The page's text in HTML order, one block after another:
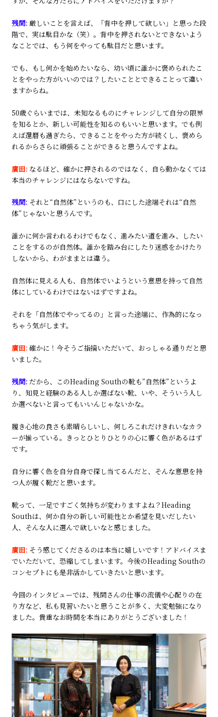
残間: 厳しいことを言えば、「背中を押して欲しい」と思った段
階で、実は駄目かな（笑）。背中を押されないとできないよう
なことでは、もう何をやっても駄目だと思います。
でも、もし何かを始めたいなら、幼い頃に誰かに褒められたこ
とをやった方がいいのでは？したいこととできることって違い
ますからね。
50歳ぐらいまでは、未知なるものにチャレンジして自分の限界
を知るとか、新しい可能性を知るのもいいと思います。でも例
えば還暦も過ぎたら、できることをやった方が続くし、褒めら
れるからさらに頑張ることができると思うんですよね。
廣田: なるほど、確かに押されるのではなく、自ら動かなくては
本当のチャレンジにはならないですね。
残間: それと“自然体”というのも、口にした途端それは“自然
体”じゃないと思うんです。
誰かに何か言われるわけでもなく、進みたい道を進み、したい
ことをするのが自然体。誰かを踏み台にしたり迷惑をかけたり
しないから、わがままとは違う。
自然体に見える人も、自然体でいようという意思を持って自然
体にしているわけではないはずですよね。
それを「自然体でやってるの」と言った途端に、作為的になっ
ちゃう気がします。
廣田: 確かに！今そうご指摘いただいて、おっしゃる通りだと思
いました。
残間: だから、このHeading Southの靴も”自然体”というよ
り、知見と経験のある人しか選ばない靴、いや、そういう人し
か選べないと言ってもいいんじゃないかな。
履き心地の良さも素晴らしいし、何しろこれだけきれいなカラ
ーが揃っている。きっとひとりひとりの心に響く色があるはず
です。
自分に響く色を自分自身で探し当てるんだと、そんな意思を持
つ人が履く靴だと思います。
靴って、一足ですごく気持ちが変わりますよね？Heading
Southは、何か自分の新しい可能性とか希望を見いだしたい
人、そんな人に選んで欲しいなと感じました。
廣田: そう感じてくださるのは本当に嬉しいです！アドバイスま
でいただいて、恐縮してしまいます。今後のHeading Southの
コンセプトにも是非活かしていきたいと思います。
今回のインタビューでは、残間さんの仕事の流儀や心配りの在
り方など、私も見習いたいと思うことが多く、大変勉強になり
ました。貴重なお時間を本当にありがとうございました！